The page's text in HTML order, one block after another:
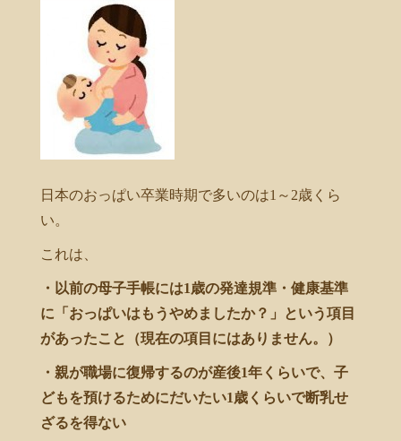
日本のおっぱい卒業時期で多いのは1～2歳くら
い。
これは、
・以前の母子手帳には1歳の発達規準・健康基準
に「おっぱいはもうやめましたか？」という項目
があったこと（現在の項目にはありません。）
・親が職場に復帰するのが産後1年くらいで、子
どもを預けるためにだいたい1歳くらいで断乳せ
ざるを得ない